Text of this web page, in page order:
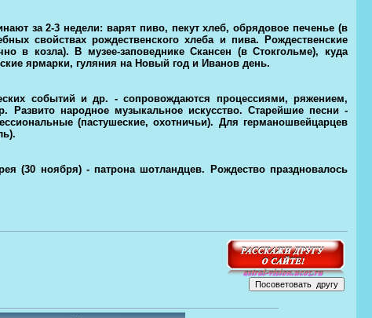
за 2-3 недели: варят пиво, пекут хлеб, обрядовое печенье (в
свойствах рождественского хлеба и пива. Рождественские
в козла). В музее-заповеднике Скансен (в Стокгольме), куда
ярмарки, гуляния на Новый год и Иванов день.
событий и др. - сопровождаются процессиями, ряжением,
народное музыкальное искусство. Старейшие песни -
(пастушеские, охотничьи). Для германошвейцарцев
(30 ноября) - патрона шотландцев. Рождество праздновалось